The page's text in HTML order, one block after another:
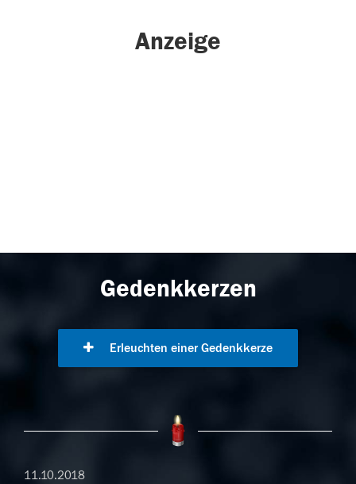
Anzeige
Gedenkkerzen
Erleuchten einer Gedenkkerze
11.10.2018